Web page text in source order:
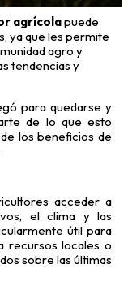
agrícolapuede
ya que les permite
agro y
tendencias y
para quedarse y
de lo que esto
los beneficios de
acceder a
el clima y las
útil para
recursos locales o
sobre las últimas